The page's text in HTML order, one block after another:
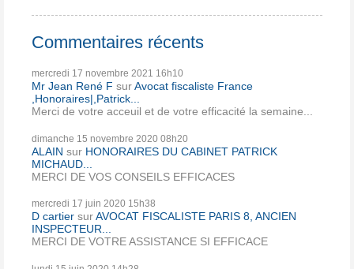
Commentaires récents
mercredi 17 novembre 2021 16h10
Mr Jean René F surAvocat fiscaliste France
,Honoraires|,Patrick...
Merci de votre acceuil et de votre efficacité la semaine...
dimanche 15 novembre 2020 08h20
ALAIN sur HONORAIRES DU CABINET PATRICK
MICHAUD...
MERCI DE VOS CONSEILS EFFICACES
mercredi 17 juin 2020 15h38
D cartier surAVOCAT FISCALISTE PARIS 8, ANCIEN
INSPECTEUR...
MERCI DE VOTRE ASSISTANCE SI EFFICACE